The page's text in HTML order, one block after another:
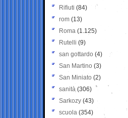
Rifiuti (84)
rom (13)
Roma (1.125)
Rutelli (9)
san gottardo (4)
San Martino (3)
San Miniato (2)
sanità (306)
Sarkozy (43)
scuola (354)